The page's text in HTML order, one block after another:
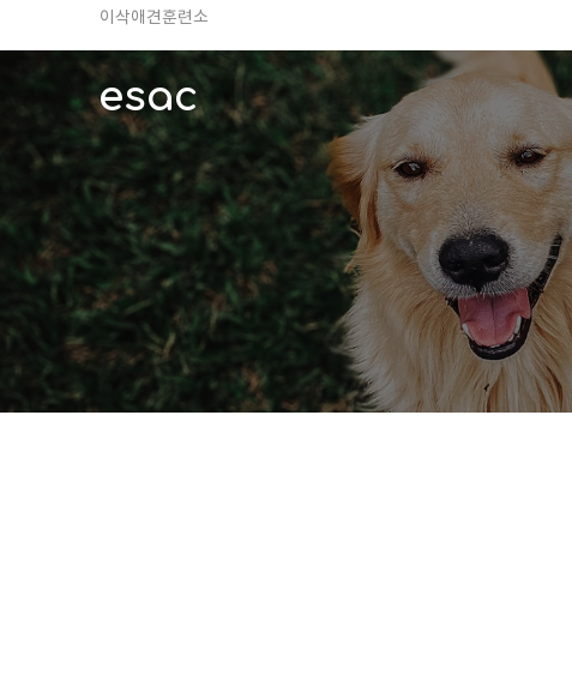
TV 동물농장 아저씨
안전하고 행복한 펫티켓 선도!
경기도 화성시 봉담읍 위치
이찬종, 이웅종 소장 소개
esac